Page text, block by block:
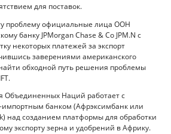
для поставок.
проблему официальные лица ООН
банку JPMorgan Chase & Co JPM.N с
некоторых платежей за экспорт
заверениями американского
обходной путь решения проблемы
Объединенных Наций работает с
импортным банком (Афрэксимбанк или
над созданием платформы для обработки
экспорту зерна и удобрений в Африку.